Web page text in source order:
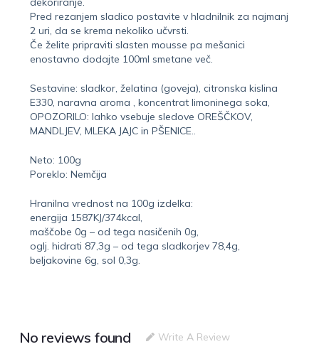
Pred rezanjem sladico postavite v hladnilnik za najmanj
2 uri, da se krema nekoliko učvrsti.
Če želite pripraviti slasten mousse pa mešanici
enostavno dodajte 100ml smetane več.
Sestavine: sladkor, želatina (goveja), citronska kislina
E330, naravna aroma , koncentrat limoninega soka,
OPOZORILO: lahko vsebuje sledove OREŠČKOV,
MANDLJEV, MLEKA JAJC in PŠENICE..
Neto: 100g
Poreklo: Nemčija
Hranilna vrednost na 100g izdelka:
energija 1587KJ/374kcal,
maščobe 0g – od tega nasičenih 0g,
oglj. hidrati 87,3g – od tega sladkorjev 78,4g,
beljakovine 6g, sol 0,3g.
No reviews found Write A Review